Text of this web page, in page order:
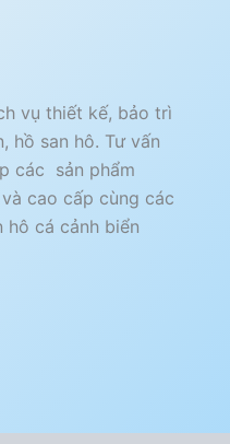
vụ thiết kế, bảo trì
hồ san hô. Tư vấn
các sản phẩm
cao cấp cùng các
hô cá cảnh biển